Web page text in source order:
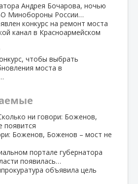
Андрея Бочарова, ночью
Минобороны России…
конкурс на ремонт моста
канал в Красноармейском
чтобы выбрать
моста в
ни говори: Боженов,
появится
портале губернатора
появилась…
объявила цель